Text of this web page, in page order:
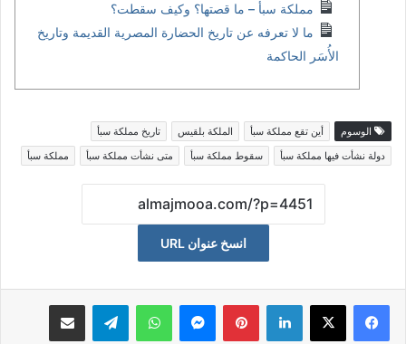
مملكة سبأ – ما قصتها؟ وكيف سقطت؟
ما لا تعرفه عن تاريخ الحضارة المصرية القديمة وتاريخ
الأُسَر الحاكمة
الوسوم أين تقع مملكة سبأ الملكة بلقيس
تاريخ مملكة سبأ
دولة نشأت فيها مملكة سبأ
سقوط مملكة سبأ متى نشأت مملكة سبأ مملكة سبأ
انسخ عنوان URL